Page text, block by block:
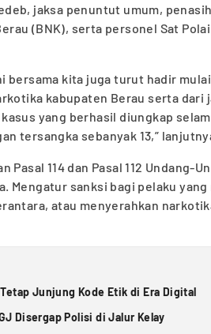
jaksa penuntut umum,
(BNK), serta personel Sat
bersama kita juga turut hadir
kabupaten Berau serta dari
yang berhasil diungkap
tersangka sebanyak 13,”
Pasal 114 dan Pasal 112 Undang-
Mengatur sanksi bagi pelaku yang
atau menyerahkan
Junjung Kode Etik di Era Digital
Disergap Polisi di Jalur Kelay